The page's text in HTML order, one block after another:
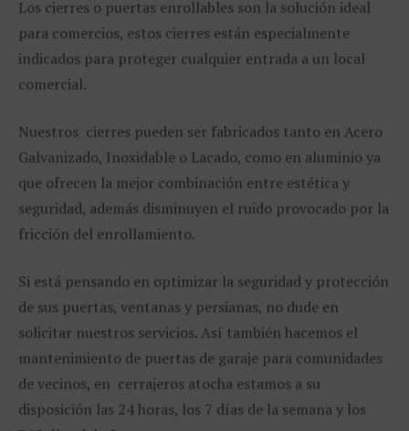
Los cierres o puertas enrollables son la solución ideal
para comercios, estos cierres están especialmente
indicados para proteger cualquier entrada a un local
comercial.
Nuestros cierres pueden ser fabricados tanto en Acero
Galvanizado, Inoxidable o Lacado, como en aluminio ya
que ofrecen la mejor combinación entre estética y
seguridad, además disminuyen el ruido provocado por la
fricción del enrollamiento.
Si está pensando en optimizar la seguridad y protección
de sus puertas, ventanas y persianas, no dude en
solicitar nuestros servicios. Así también hacemos el
mantenimiento de puertas de garaje para comunidades
de vecinos, en cerrajeros atocha estamos a su
disposición las 24 horas, los 7 días de la semana y los